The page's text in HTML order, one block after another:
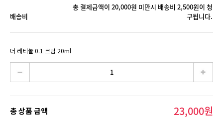
배송비
총 결제금액이 20,000원 미만시 배송비 2,500원이 청
구됩니다.
더 레티놀 0.1 크림 20ml
총 상품 금액 23,000원